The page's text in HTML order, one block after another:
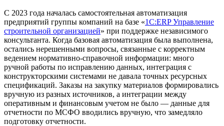
С 2023 года началась самостоятельная автоматизация
предприятий группы компаний на базе «1C:ERP Управление
строительной организацией» при поддержке независимого
консультанта. Когда базовая автоматизация была выполнена,
остались нерешенными вопросы, связанные с корректным
ведением нормативно-справочной информации: много
ручной работы по исправлению данных, интеграция с
конструкторскими системами не давала точных ресурсных
спецификаций. Заказы на закупку материалов формировались
вручную из разных источников, а интеграции между
оперативным и финансовым учетом не было — данные для
отчетности по МСФО вводились вручную, что замедляло
подготовку отчетности.